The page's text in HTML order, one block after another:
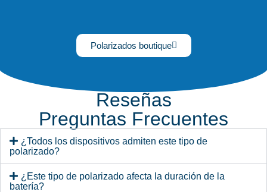
Polarizados boutique
Reseñas
Preguntas Frecuentes
¿Todos los dispositivos admiten este tipo de
polarizado?
¿Este tipo de polarizado afecta la duración de la
batería?